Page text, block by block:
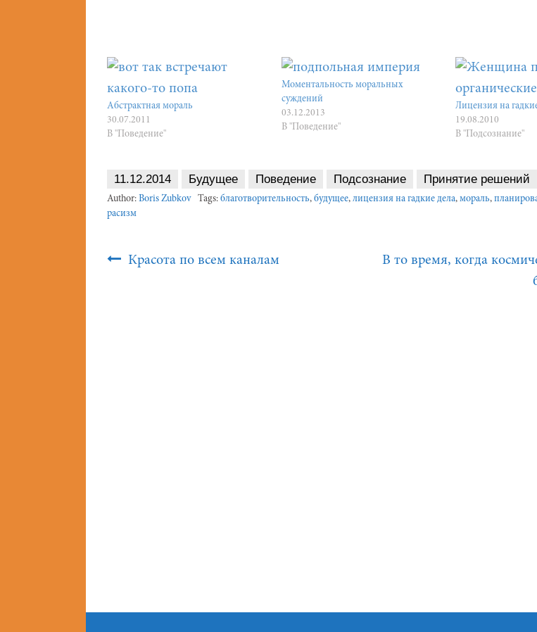
Абстрактная мораль
30.07.2011
В "Поведение"
Моментальность моральных
суждений
03.12.2013
В "Поведение"
Лицензия на
19.08.2010
В "Подсознание"
11.12.2014 Будущее Поведение Подсознание Принятие решений
Author: Boris Zubkov Tags: благотворительность, будущее, лицензия на гадкие дела, мораль,
расизм
PostКрасота по всем каналам
В то время, когда